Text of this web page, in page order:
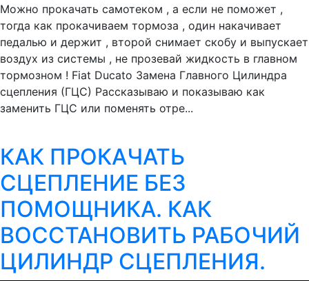
Можно прокачать самотеком , а если не поможет ,
тогда как прокачиваем тормоза , один накачивает
педалью и держит , второй снимает скобу и выпускает
воздух из системы , не прозевай жидкость в главном
тормозном ! Fiat Ducato Замена Главного Цилиндра
сцепления (ГЦС) Рассказываю и показываю как
заменить ГЦС или поменять отре...
КАК ПРОКАЧАТЬ
СЦЕПЛЕНИЕ БЕЗ
ПОМОЩНИКА. КАК
ВОССТАНОВИТЬ РАБОЧИЙ
ЦИЛИНДР СЦЕПЛЕНИЯ.